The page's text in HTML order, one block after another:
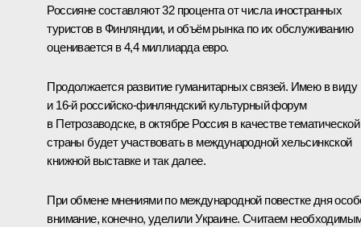
Россияне составляют 32 процента от числа иностранных
туристов в Финляндии, и объём рынка по их обслуживанию
оценивается в 4,4 миллиарда евро.
Продолжается развитие гуманитарных связей. Имею в виду
и 16-й российско-финляндский культурный форум
в Петрозаводске, в октябре Россия в качестве тематической
страны будет участвовать в международной хельсинкской
книжной выставке и так далее.
При обмене мнениями по международной повестке дня
внимание, конечно, уделили Украине. Считаем